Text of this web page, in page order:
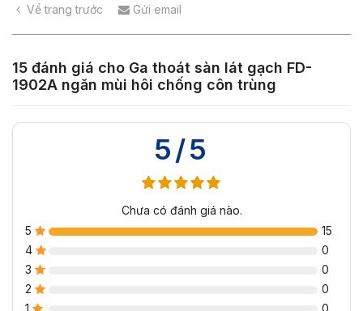
Về trang trước Gửi email
15 đánh giá cho Ga thoát sàn lát gạch FD-
1902A ngăn mùi hôi chống côn trùng
5/5
Chưa có đánh giá nào.
5
15
4
0
3
0
2
0